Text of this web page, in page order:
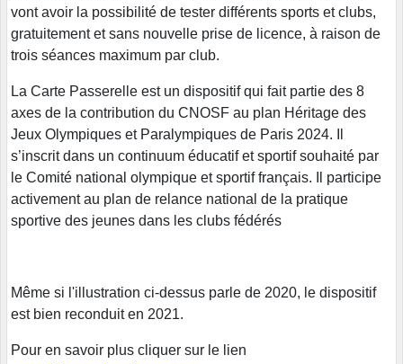
vont avoir la possibilité de tester différents sports et clubs,
gratuitement et sans nouvelle prise de licence, à raison de
trois séances maximum par club.
La Carte Passerelle est un dispositif qui fait partie des 8
axes de la contribution du CNOSF au plan Héritage des
Jeux Olympiques et Paralympiques de Paris 2024. Il
s’inscrit dans un continuum éducatif et sportif souhaité par
le Comité national olympique et sportif français. Il participe
activement au plan de relance national de la pratique
sportive des jeunes dans les clubs fédérés
Même si l'illustration ci-dessus parle de 2020, le dispositif
est bien reconduit en 2021.
Pour en savoir plus cliquer sur le lien